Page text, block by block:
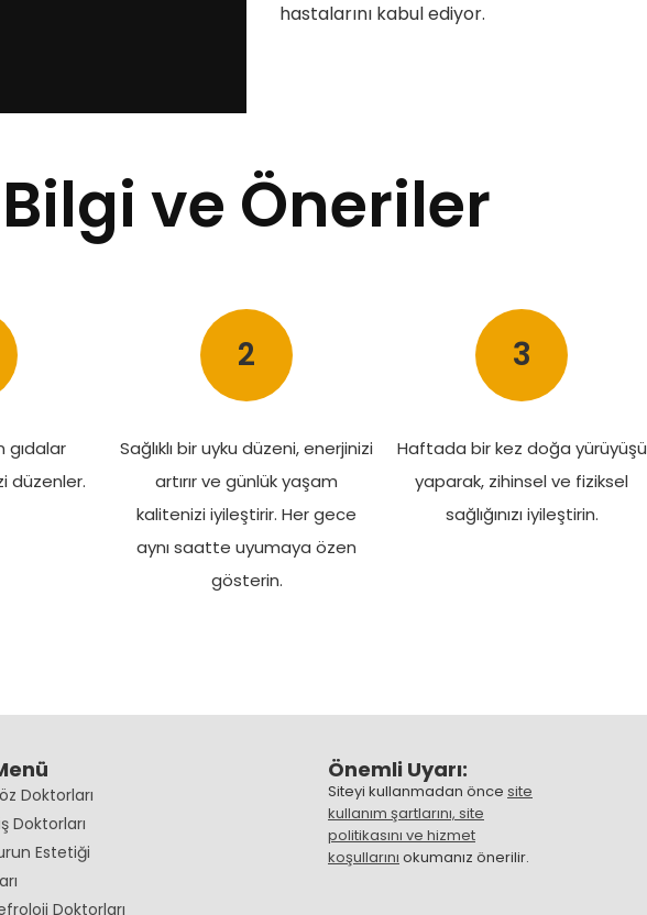
hastalarını kabul ediyor.
Bilgi ve Öneriler
gıdalar
düzenler.
2
Sağlıklı bir uyku düzeni, enerjinizi
artırır ve günlük yaşam
kalitenizi iyileştirir. Her gece
aynı saatte uyumaya özen
gösterin.
3
Haftada bir kez doğa yürüyüşü
yaparak, zihinsel ve fiziksel
sağlığınızı iyileştirin.
Doktorları
Doktorları
Estetiği
Doktorları
Önemli Uyarı:
Siteyi kullanmadan önce site
kullanım şartlarını, site
politikasını ve hizmet
koşullarını okumanız önerilir.